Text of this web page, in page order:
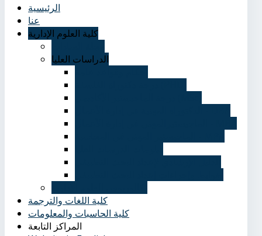
الرئيسية
عنا
كلية العلوم الإدارية
الدراسات العليا
كلية اللغات والترجمة
كلية الحاسبات والمعلومات
المراكز التابعة